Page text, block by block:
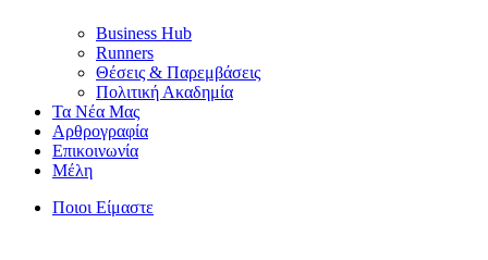
Business Hub
Runners
Θέσεις & Παρεμβάσεις
Πολιτική Ακαδημία
Τα Νέα Μας
Αρθρογραφία
Επικοινωνία
Μέλη
Ποιοι Είμαστε